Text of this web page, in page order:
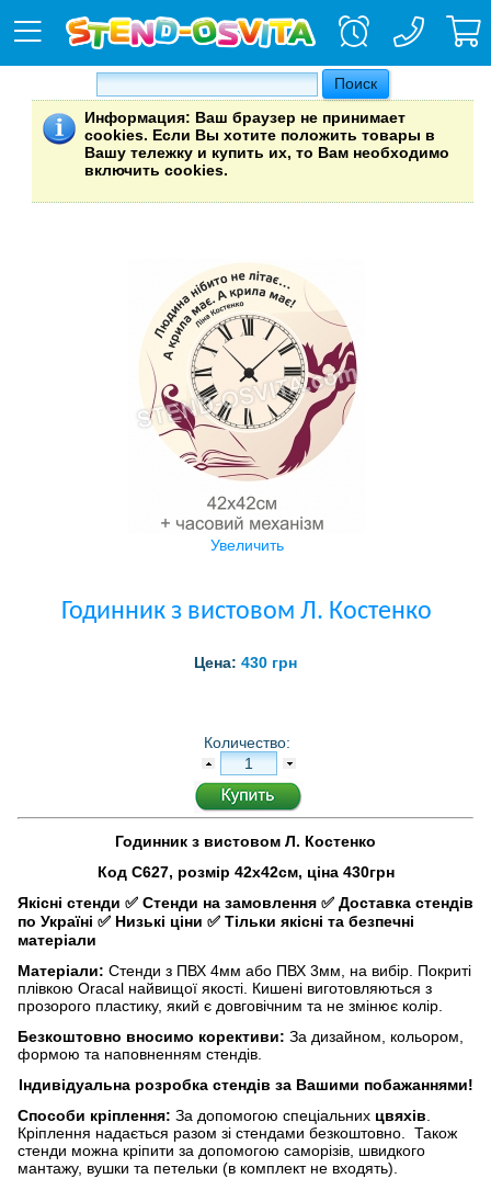
Информация: Ваш браузер не принимает
cookies. Если Вы хотите положить товары в
Вашу тележку и купить их, то Вам необходимо
включить cookies.
Увеличить
Годинник з вистовом Л. Костенко
Цена: 430 грн
Количество:
Годинник з вистовом Л. Костенко
Код С627, розмір 42х42см, ціна 430грн
Якісні стенди ✅ Стенди на замовлення ✅ Доставка стендів
по Україні ✅ Низькі ціни ✅ Тільки якісні та безпечні
матеріали
Матеріали: Стенди з ПВХ 4мм або ПВХ 3мм, на вибір. Покриті
плівкою Oracal найвищої якості. Кишені виготовляються з
прозорого пластику, який є довговічним та не змінює колір.
Безкоштовно вносимо корективи: За дизайном, кольором,
формою та наповненням стендів.
Індивідуальна розробка стендів за Вашими побажаннями!
Способи кріплення: За допомогою спеціальних цвяхів.
Кріплення надається разом зі стендами безкоштовно. Також
стенди можна кріпити за допомогою саморізів, швидкого
мантажу, вушки та петельки (в комплект не входять).